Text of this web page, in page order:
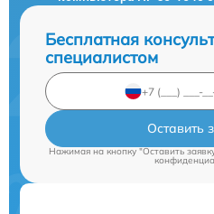
Бесплатная
специалистом
Оставить
Нажимая на кнопку "Оставить